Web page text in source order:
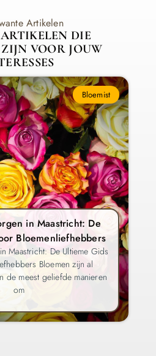
Artikelen
DIE
VOOR JOUW
Bloemist
in Maastricht: De
Bloemenliefhebbers
Maastricht: De Ultieme Gids
Bloemen zijn al
de meest geliefde manieren
om